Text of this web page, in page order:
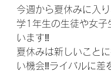
今週から夏休みに入
学1年生の生徒や女子
います‼
夏休みは新しいこと
い機会‼ライバルに差